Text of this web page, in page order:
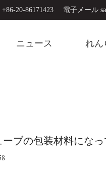
20-86171423 電子メール
ニュース れん
ブの包装材料になっ